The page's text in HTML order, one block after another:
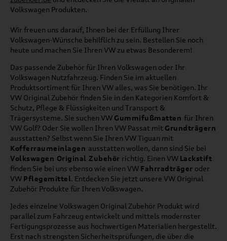
Volkswagen Produkten.
Wir freuen uns darauf, Ihnen bei der Erfüllung Ihrer
Volkswagen-Wünsche behilflich zu sein. Bestellen Sie noch
heute und machen Sie Ihren VW zu etwas Besonderem!
Das passende Zubehör für Ihren Volkswagen oder Ihr
Volkswagen Nutzfahrzeug. Finden Sie im aktuellen
Produktsortiment für Ihren VW alles, was Sie benötigen. Ihr
VW Original Zubehör finden Sie in den Kategorien Komfort &
Schutz, Pflege & Flüssigkeiten und Transport &
Trägersysteme. Sie suchen VW Gummifußmatten für Ihren
VW Golf? Oder Sie wollen Ihren VW Passat mit Grundträgern
ausstatten? Selbst wenn Sie Ihren VW Tiguan mit
Kofferraumeinlagen ausstatten wollen, dann sind Sie bei
Volkswagen Original Zubehör richtig. Einen VW Lackstift
finden Sie bei uns ebenso wie einen VW Fahrradträger oder
VW Pflegemittel. Entdecken Sie jetzt unsere VW Original
Zubehör Produkte für Ihren Volkswagen.
Jedes einzelne Volkswagen Original Zubehör Produkt wird
parallel zum Fahrzeug entwickelt und mittels modernster
Fertigungsprozesse aus hochwertigen Materialien hergestellt.
Erst nach strengsten Sicherheitsprüfungen, die über die